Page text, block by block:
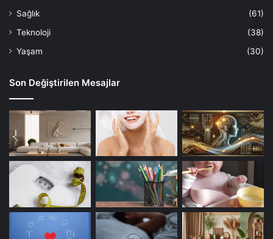
Sağlık
(61)
Teknoloji
(38)
Yaşam
(30)
Son Değiştirilen Mesajlar